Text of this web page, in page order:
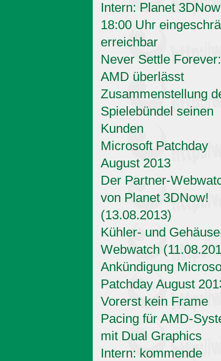
Intern: Planet
18:00 Uhr
erreichbar
Never Settle Forever:
AMD überlässt
Zusammenstellung
Spielebündel seinen
Kunden
Microsoft Patchday
August 2013
Der Partner-
von Planet 3DNow!
(13.08.2013)
Kühler- und
Webwatch
Ankündigung
Patchday August
Vorerst kein Frame
Pacing für AMD-
mit Dual Graphics
Intern: kommende